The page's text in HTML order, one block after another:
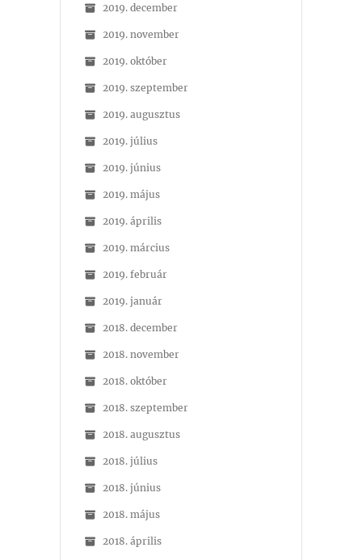
2019. december
2019. november
2019. október
2019. szeptember
2019. augusztus
2019. július
2019. június
2019. május
2019. április
2019. március
2019. február
2019. január
2018. december
2018. november
2018. október
2018. szeptember
2018. augusztus
2018. július
2018. június
2018. május
2018. április